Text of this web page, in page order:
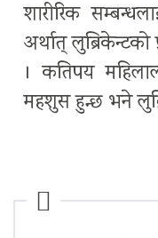
शारीरिक
अर्थात्
। कतिपय
महशुस हुन्छ भने